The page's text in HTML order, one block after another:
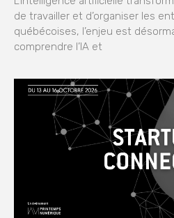
de travailler et d’organiser les
québécoises, l’enjeu est
comprendre l’IA et